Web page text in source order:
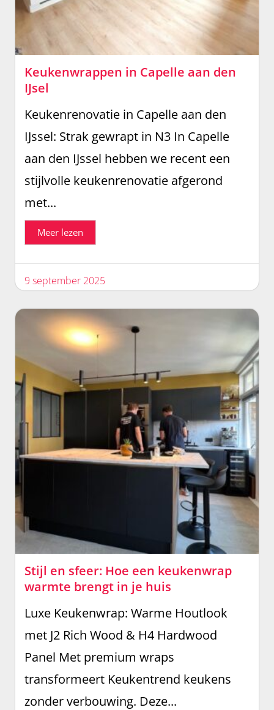
Keukenwrappen in Capelle aan den
IJsel
9 september 2025
Keukenrenovatie in Capelle aan den
IJssel: Strak gewrapt in N3 In Capelle
aan den IJssel hebben we recent een
stijlvolle keukenrenovatie afgerond
met...
Meer lezen
Stijl en sfeer: Hoe een keukenwrap
warmte brengt in je huis
Luxe Keukenwrap: Warme Houtlook
met J2 Rich Wood & H4 Hardwood
Panel Met premium wraps
transformeert Keukentrend keukens
zonder verbouwing. Deze...